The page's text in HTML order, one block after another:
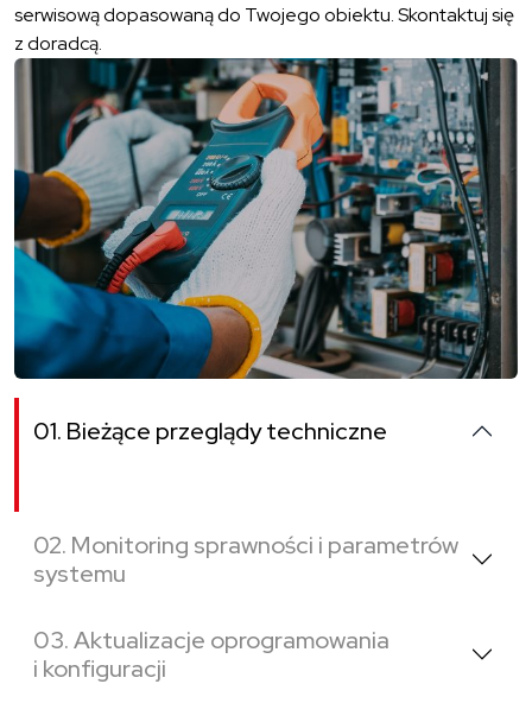
serwisową dopasowaną do Twojego obiektu. Skontaktuj się
z doradcą.
01. Bieżące przeglądy techniczne
02. Monitoring sprawności i parametrów
systemu
03. Aktualizacje oprogramowania
i konfiguracji